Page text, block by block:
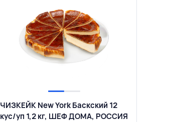
ЧИЗКЕЙК New York Баскский 12
кус/уп 1,2 кг, ШЕФ ДОМА, РОССИЯ